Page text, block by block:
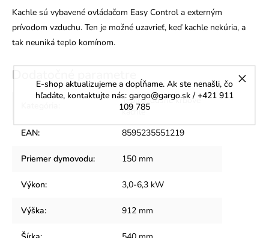
E-shop aktualizujeme a dopĺňame. Ak ste nenašli, čo
hľadáte, kontaktujte nás: gargo@gargo.sk / +421 911
109 785
Kachle sú vybavené ovládačom Easy Control a externým
prívodom vzduchu. Ten je možné uzavrieť, keď kachle nekúria, a
tak neuniká teplo komínom.
Dodatočné parametre
Teplovzdušné krbové
kachle
EAN: 8595235551219
Priemer dymovodu: 150 mm
Výkon: 3,0-6,3 kW
Výška: 912 mm